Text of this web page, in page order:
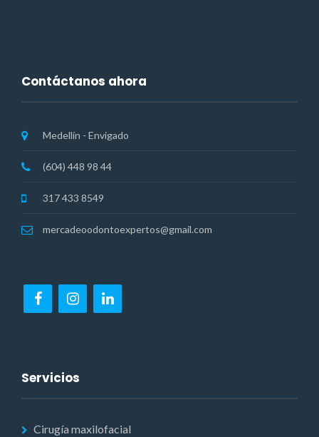
Contáctanos ahora
Medellín - Envigado
(604) 448 98 44
317 433 8549
mercadeoodontoexpertos@gmail.com
Servicios
Cirugía maxilofacial